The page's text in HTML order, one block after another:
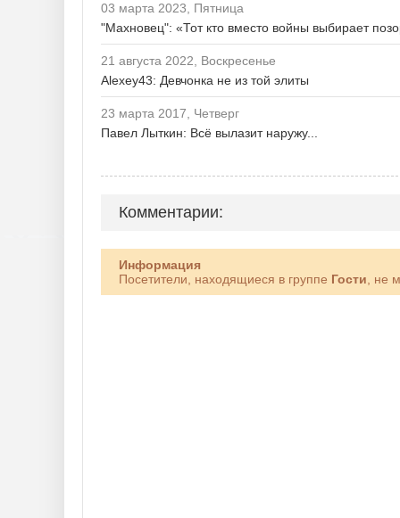
03 марта 2023, Пятница
"Махновец": «Тот кто вместо войны выбирает
21 августа 2022, Воскресенье
Alexey43: Девчонка не из той элиты
23 марта 2017, Четверг
Павел Лыткин: Всё вылазит наружу...
Комментарии:
Информация
Посетители, находящиеся в группе Гости , не